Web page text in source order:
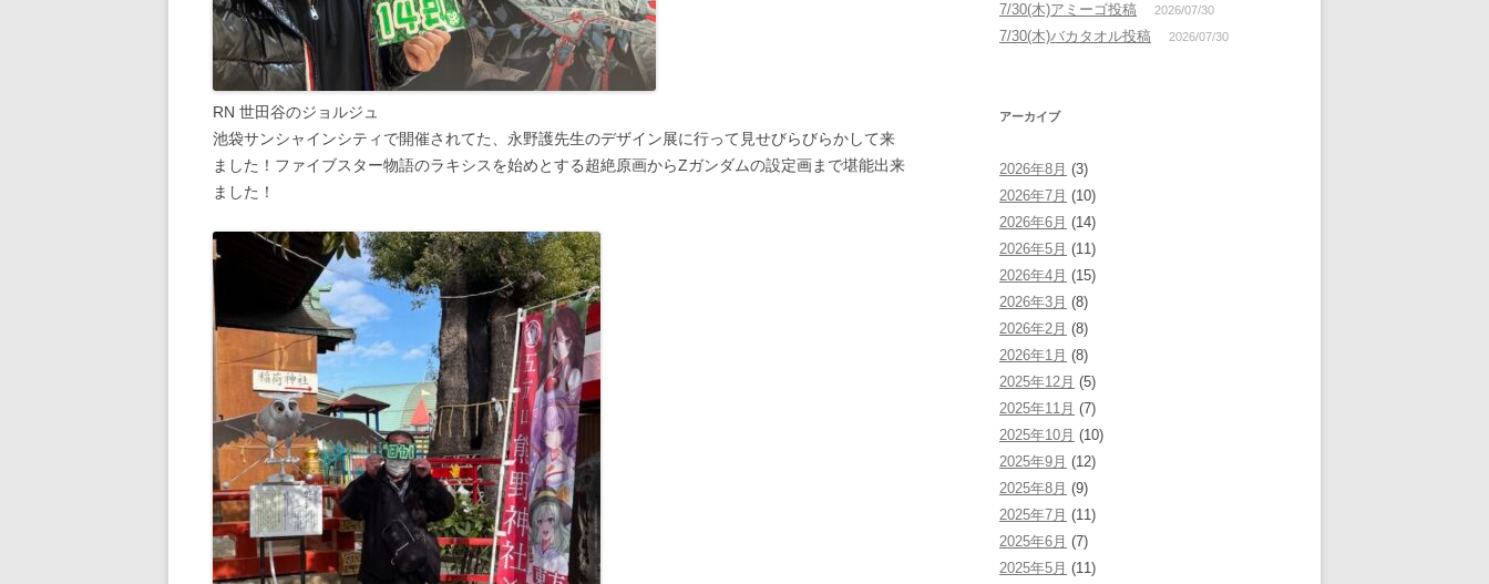
RN 世田谷のジョルジュ
池袋サンシャインシティで開催されてた、永野護先生のデザイン展に行って見せびらびらかして来
ました！ファイブスター物語のラキシスを始めとする超絶原画からΖガンダムの設定画まで堪能出来
ました！
7/30(木)アミーゴ投稿 2026/07/30
7/30(木)バカタオル投稿 2026/07/30
アーカイブ
2026年8月 (3)
2026年7月 (10)
2026年6月 (14)
2026年5月 (11)
2026年4月 (15)
2026年3月 (8)
2026年2月 (8)
2026年1月 (8)
2025年12月 (5)
2025年11月 (7)
2025年10月 (10)
2025年9月 (12)
2025年8月 (9)
2025年7月 (11)
2025年6月 (7)
2025年5月 (11)